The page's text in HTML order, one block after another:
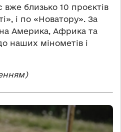
близько 10 проєктів
і по «Новатору». За
Америка, Африка та
наших мінометів і